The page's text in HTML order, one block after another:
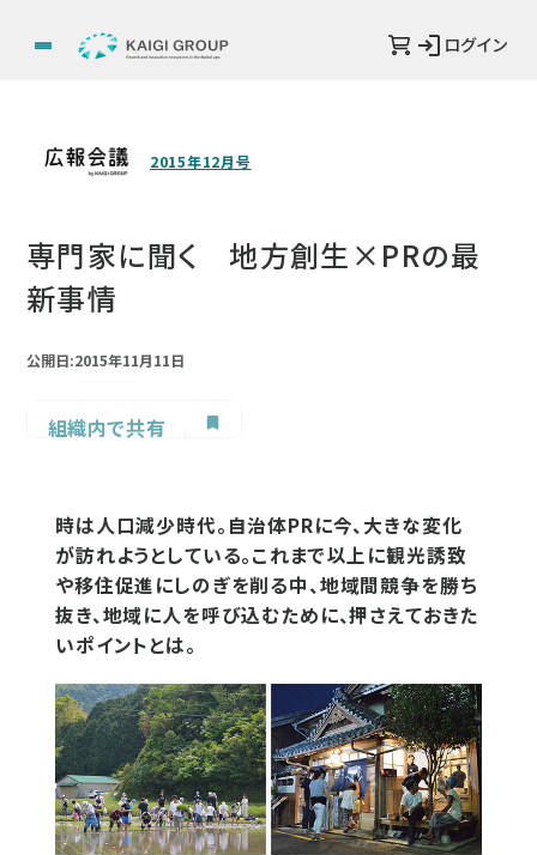
ログイン
2015年12月号
専門家に聞く 地方創生×PRの最
新事情
公開日:2015年11月11日
組織内で共有
時は人口減少時代。自治体PRに今、大きな変化
が訪れようとしている。これまで以上に観光誘致
や移住促進にしのぎを削る中、地域間競争を勝ち
抜き、地域に人を呼び込むために、押さえておきた
いポイントとは。